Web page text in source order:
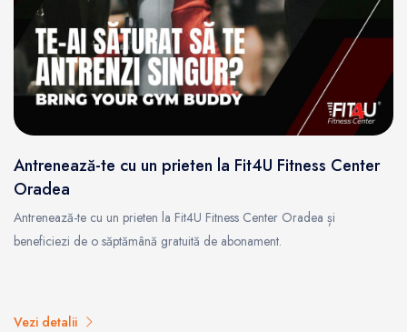
Antrenează-te cu un prieten la Fit4U Fitness Center
Oradea
Antrenează-te cu un prieten la Fit4U Fitness Center Oradea și
beneficiezi de o săptămână gratuită de abonament.
Vezi detalii